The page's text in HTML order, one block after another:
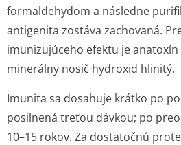
formaldehydom a následne
antigenita zostáva zachovaná.
imunizujúceho efektu je
minerálny nosič hydroxid hlinitý.
Imunita sa dosahuje krátko po
posilnená treťou dávkou; po
10–15 rokov. Za dostatočnú